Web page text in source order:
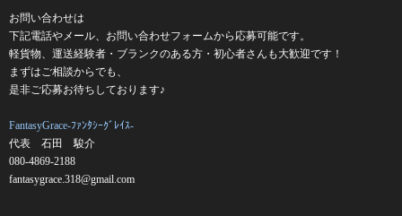
お問い合わせは
下記電話やメール、お問い合わせフォームから応募可能です。
軽貨物、運送経験者・ブランクのある方・初心者さんも大歓迎です！
まずはご相談からでも、
是非ご応募お待ちしております♪
FantasyGrace-ﾌｧﾝﾀｼｰｸﾞﾚｲｽ-
代表 石田 駿介
080-4869-2188
fantasygrace.318@gmail.com